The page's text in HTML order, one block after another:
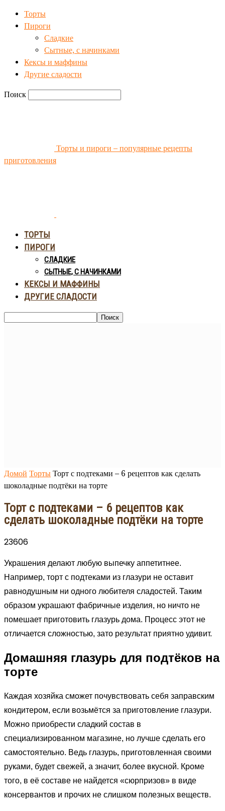
Торты
Пироги
Сладкие
Сытные, с начинками
Кексы и маффины
Другие сладости
Поиск
Торты и пироги – популярные рецепты
приготовления
ТОРТЫ
ПИРОГИ
СЛАДКИЕ
СЫТНЫЕ, С НАЧИНКАМИ
КЕКСЫ И МАФФИНЫ
ДРУГИЕ СЛАДОСТИ
Домой Торты Торт с подтеками – 6 рецептов как сделать
шоколадные подтёки на торте
Торт с подтеками – 6 рецептов как
сделать шоколадные подтёки на торте
23606
Украшения делают любую выпечку аппетитнее.
Например, торт с подтеками из глазури не оставит
равнодушным ни одного любителя сладостей. Таким
образом украшают фабричные изделия, но ничто не
помешает приготовить глазурь дома. Процесс этот не
отличается сложностью, зато результат приятно удивит.
Домашняя глазурь для подтёков на
торте
Каждая хозяйка сможет почувствовать себя заправским
кондитером, если возьмётся за приготовление глазури.
Можно приобрести сладкий состав в
специализированном магазине, но лучше сделать его
самостоятельно. Ведь глазурь, приготовленная своими
руками, будет свежей, а значит, более вкусной. Кроме
того, в её составе не найдется «сюрпризов» в виде
консервантов и прочих не слишком полезных веществ.